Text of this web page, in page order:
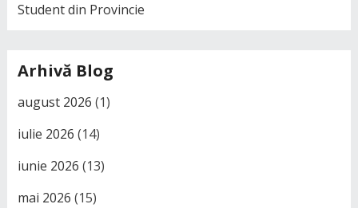
Student din Provincie
Arhivă Blog
august 2026 (1)
iulie 2026 (14)
iunie 2026 (13)
mai 2026 (15)